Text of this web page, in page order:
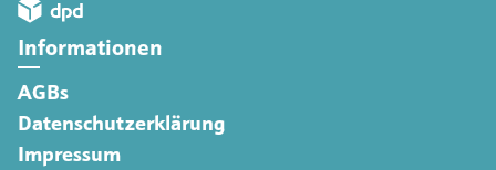
Informationen
AGBs
Datenschutzerklärung
Impressum